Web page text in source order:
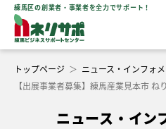
練馬区の創業者・事業者を全力でサポート！
トップページ ＞ ニュース・インフォ
【出展事業者募集】練馬産業見本市 ね
ニュース・イン